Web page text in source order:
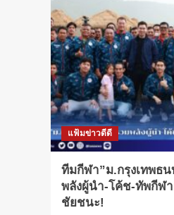
แฟ้มข่าวดีดี
ทีมกีฬา”ม.กรุงเทพธน
พลังผู้นำ-โค้ช-ทัพกีฬ
ชัยชนะ!